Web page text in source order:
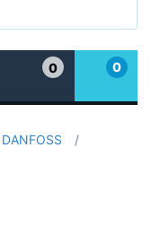
0
0
DANFOSS
/